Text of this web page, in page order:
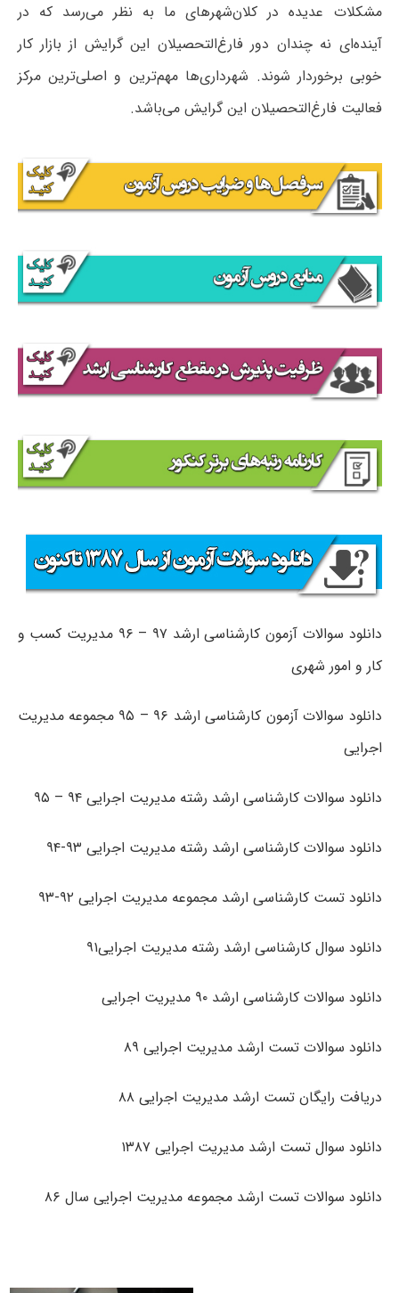
مشکلات عدیده در کلان‌شهرهای ما به نظر می‌رسد که در
آینده‌ای نه چندان دور فارغ‌التحصیلان این گرایش از بازار کار
خوبی برخوردار شوند. شهرداری‌ها مهم‌ترین و اصلی‌ترین مرکز
فعالیت فارغ‌التحصیلان این گرایش می‌باشد.
دانلود سوالات آزمون کارشناسی ارشد ۹۷ – ۹۶ مدیریت کسب و
کار و امور شهری
دانلود سوالات آزمون کارشناسی ارشد ۹۶ – ۹۵ مجموعه مدیریت
اجرایی
دانلود سوالات کارشناسی ارشد رشته مدیریت اجرایی ۹۴ – ۹۵
دانلود سوالات کارشناسی ارشد رشته مدیریت اجرایی ۹۳-۹۴
دانلود تست کارشناسی ارشد مجموعه مدیریت اجرایی ۹۲-۹۳
دانلود سوال کارشناسی ارشد رشته مدیریت اجرایی۹۱
دانلود سوالات کارشناسی ارشد ۹۰ مدیریت اجرایی
دانلود سوالات تست ارشد مدیریت اجرایی ۸۹
دریافت رایگان تست ارشد مدیریت اجرایی ۸۸
دانلود سوال تست ارشد مدیریت اجرایی ۱۳۸۷
دانلود سوالات تست ارشد مجموعه مدیریت اجرایی سال ۸۶